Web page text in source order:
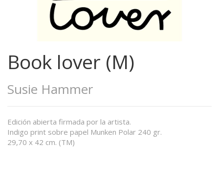
Book lover (M)
Susie Hammer
Edición abierta firmada por la artista.
Indigo print sobre papel Munken Polar 240 gr.
29,70 x 42 cm. (TM)